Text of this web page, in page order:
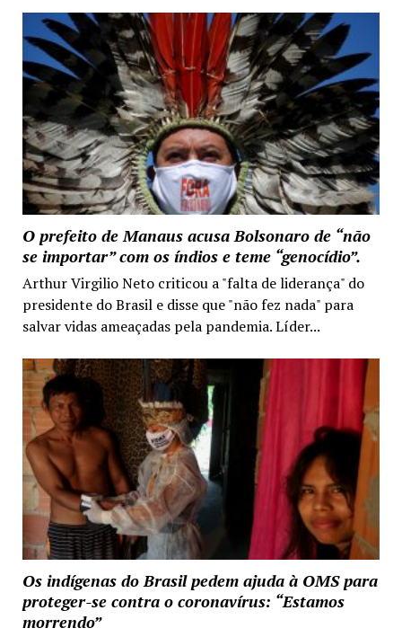
O prefeito de Manaus acusa Bolsonaro de “não
se importar” com os índios e teme “genocídio”.
Arthur Virgilio Neto criticou a "falta de liderança" do
presidente do Brasil e disse que "não fez nada" para
salvar vidas ameaçadas pela pandemia. Líder...
Os indígenas do Brasil pedem ajuda à OMS para
proteger-se contra o coronavírus: “Estamos
morrendo”